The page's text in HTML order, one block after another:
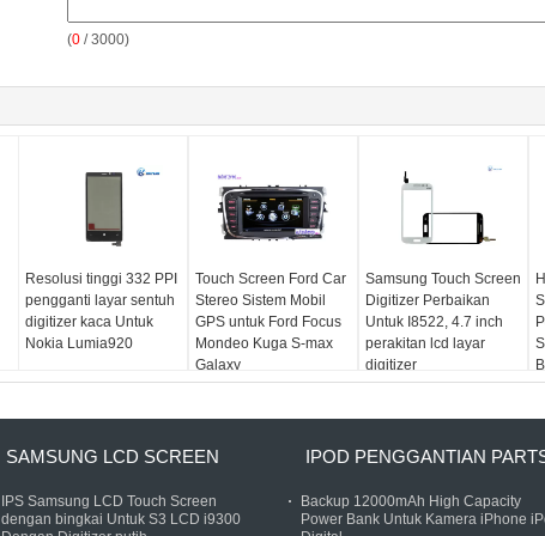
(0 / 3000)
Resolusi tinggi 332 PPI
pengganti layar sentuh
digitizer kaca Untuk
Nokia Lumia920
Touch Screen Ford Car
Stereo Sistem Mobil
GPS untuk Ford Focus
Mondeo Kuga S-max
Galaxy
Samsung Touch Screen
Digitizer Perbaikan
Untuk I8522, 4.7 inch
perakitan lcd layar
digitizer
SAMSUNG LCD SCREEN
IPS Samsung LCD Touch Screen
dengan bingkai Untuk S3 LCD i9300
IPOD PENGGANTIAN
Backup 12000mAh High Capacity
Power Bank Untuk Kamera iPhone